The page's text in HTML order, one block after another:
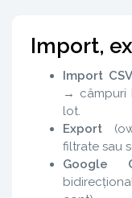
Import,
Import CSV
→ câmpuri
lot.
Export
filtrate sau
Google